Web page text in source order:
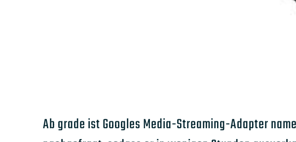
Ab grade ist Googles Media-Streaming-Adapter